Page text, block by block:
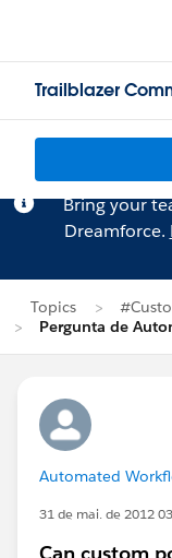
Trailblazer
Bring your
Dreamforce.
Topics
Pergunta de
Automated
31 de mai. de 2012